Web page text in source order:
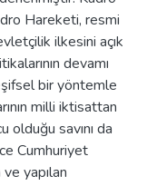
Hareketi, resmi
ilkesini açık
devamı
bir yöntemle
milli iktisattan
olduğu savını da
Cumhuriyet
yapılan